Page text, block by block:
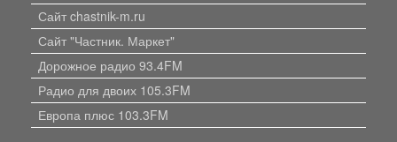
Сайт chastnik-m.ru
Сайт "Частник. Маркет"
Дорожное радио 93.4FM
Радио для двоих 105.3FM
Европа плюс 103.3FM